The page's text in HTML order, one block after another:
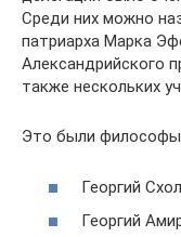
Среди них можно
патриарха Марка
Александрийского
также нескольких
Это были
Георгий
Георгий